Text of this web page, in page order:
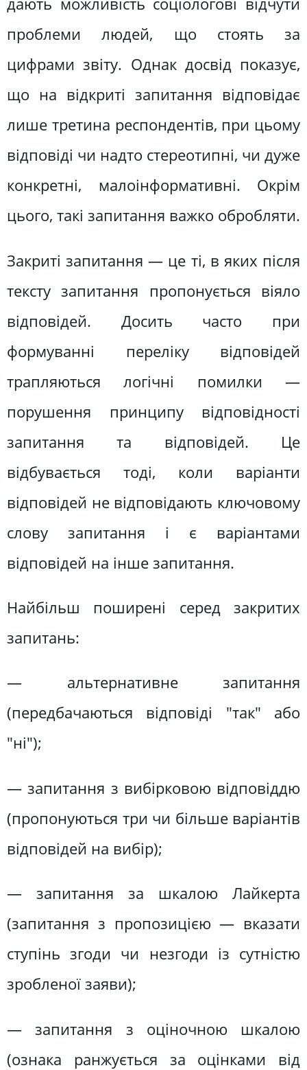
проблеми людей, що стоять за
цифрами звіту. Однак досвід показує,
що на відкриті запитання відповідає
лише третина респондентів, при цьому
відповіді чи надто стереотипні, чи дуже
конкретні, малоінформативні. Окрім
цього, такі запитання важко обробляти.
Закриті запитання — це ті, в яких після
тексту запитання пропонується віяло
відповідей. Досить часто при
формуванні переліку відповідей
трапляються логічні помилки —
порушення принципу відповідності
запитання та відповідей. Це
відбувається тоді, коли варіанти
відповідей не відповідають ключовому
слову запитання і є варіантами
відповідей на інше запитання.
Найбільш поширені серед закритих
запитань:
— альтернативне запитання
(передбачаються відповіді "так" або
"ні");
— запитання з вибірковою відповіддю
(пропонуються три чи більше варіантів
відповідей на вибір);
— запитання за шкалою Лайкерта
(запитання з пропозицією — вказати
ступінь згоди чи незгоди із сутністю
зробленої заяви);
— запитання з оціночною шкалою
(ознака ранжується за оцінками від